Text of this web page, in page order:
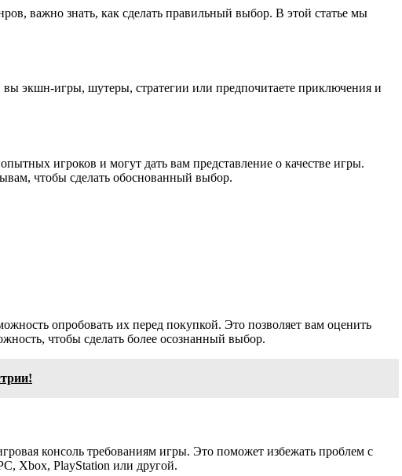
важно знать, как сделать правильный выбор. В этой статье мы
экшн-игры, шутеры, стратегии или предпочитаете приключения и
игроков и могут дать вам представление о качестве игры.
чтобы сделать обоснованный выбор.
опробовать их перед покупкой. Это позволяет вам оценить
чтобы сделать более осознанный выбор.
консоль требованиям игры. Это поможет избежать проблем с
Xbox, PlayStation или другой.